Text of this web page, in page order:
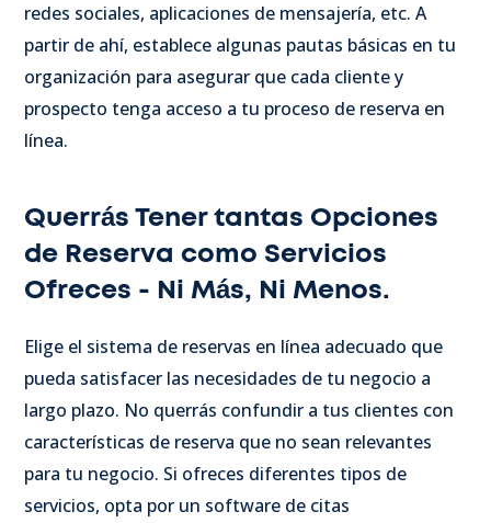
redes sociales, aplicaciones de mensajería, etc. A
partir de ahí, establece algunas pautas básicas en tu
organización para asegurar que cada cliente y
prospecto tenga acceso a tu proceso de reserva en
línea.
Querrás Tener tantas Opciones
de Reserva como Servicios
Ofreces - Ni Más, Ni Menos.
Elige el sistema de reservas en línea adecuado que
pueda satisfacer las necesidades de tu negocio a
largo plazo. No querrás confundir a tus clientes con
características de reserva que no sean relevantes
para tu negocio. Si ofreces diferentes tipos de
servicios, opta por un software de citas